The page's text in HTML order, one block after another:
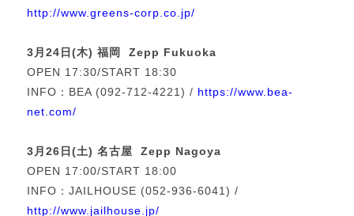
http://www.greens-corp.co.jp/
3月24日(木) 福岡 Zepp Fukuoka
OPEN 17:30/START 18:30
INFO：BEA (092-712-4221) / https://www.bea-
net.com/
3月26日(土) 名古屋 Zepp Nagoya
OPEN 17:00/START 18:00
INFO：JAILHOUSE (052-936-6041) /
http://www.jailhouse.jp/